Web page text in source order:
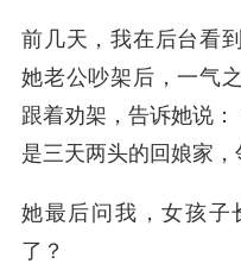
前几天，我在后台看
她老公吵架后，一气
跟着劝架，告诉她说
是三天两头的回娘家
她最后问我，女孩子
了？